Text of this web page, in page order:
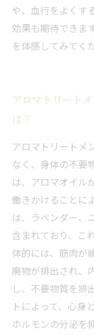
や、血行をよくす
効果も期待できま
を体感してみてく
アロマトリート
は？
アロマトリートメ
なく、身体の不要
は、アロマオイル
働きかけることに
は、ラベンダー、
含まれており、こ
体的には、筋肉が
廃物が排出され、
し、不要物質を排
トによって、心身
ホルモンの分泌を